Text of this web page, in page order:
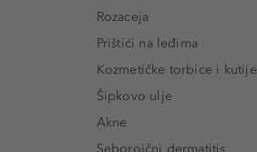
Rozaceja
Prištići na leđima
Kozmetičke torbice i kutije
Šipkovo ulje
Akne